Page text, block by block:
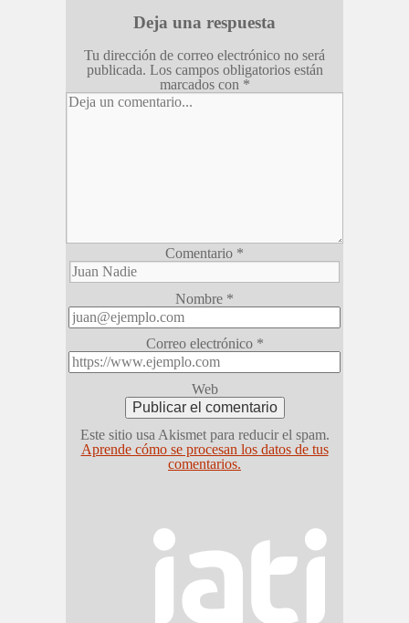
Deja una respuesta
Tu dirección de correo electrónico no será
publicada. Los campos obligatorios están
marcados con *
Comentario *
Nombre *
Correo electrónico *
Web
Este sitio usa Akismet para reducir el spam.
Aprende cómo se procesan los datos de tus
comentarios.